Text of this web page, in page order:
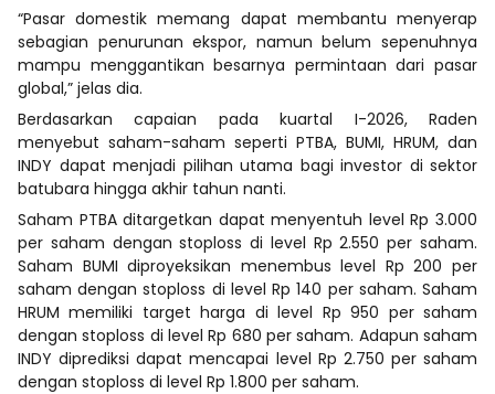
“Pasar domestik memang dapat membantu menyerap
sebagian penurunan ekspor, namun belum sepenuhnya
mampu menggantikan besarnya permintaan dari pasar
global,” jelas dia.
Berdasarkan capaian pada kuartal I-2026, Raden
menyebut saham-saham seperti PTBA, BUMI, HRUM, dan
INDY dapat menjadi pilihan utama bagi investor di sektor
batubara hingga akhir tahun nanti.
Saham PTBA ditargetkan dapat menyentuh level Rp 3.000
per saham dengan stoploss di level Rp 2.550 per saham.
Saham BUMI diproyeksikan menembus level Rp 200 per
saham dengan stoploss di level Rp 140 per saham. Saham
HRUM memiliki target harga di level Rp 950 per saham
dengan stoploss di level Rp 680 per saham. Adapun saham
INDY diprediksi dapat mencapai level Rp 2.750 per saham
dengan stoploss di level Rp 1.800 per saham.